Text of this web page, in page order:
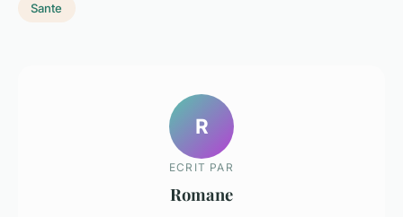
Sante
R
ECRIT PAR
Romane